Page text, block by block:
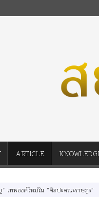
ARTICLE
หม่ใน “ศิลปะคณะราษฎร” พระร